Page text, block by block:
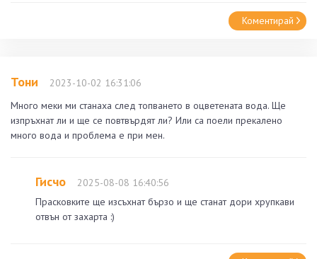
Коментирай
Тони
2023-10-02 16:31:06
Много меки ми станаха след топването в оцветената вода. Ще
изпръхнат ли и ще се повтвърдят ли? Или са поели прекалено
много вода и проблема е при мен.
Гисчо
2025-08-08 16:40:56
Прасковките ще изсъхнат бързо и ще станат дори хрупкави
отвън от захарта :)